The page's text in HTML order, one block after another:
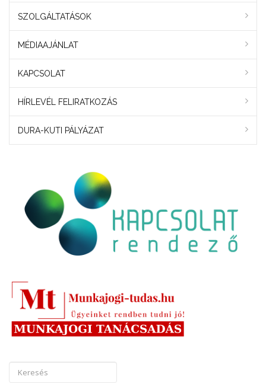
SZOLGÁLTATÁSOK
MÉDIAAJÁNLAT
KAPCSOLAT
HÍRLEVÉL FELIRATKOZÁS
DURA-KUTI PÁLYÁZAT